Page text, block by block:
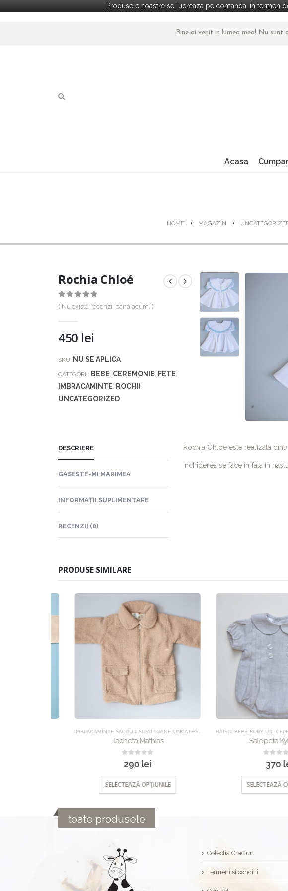
Produsele noastre se lucreaza pe comanda, in termen
Bine ai venit in lumea mea! Nu sunt
Acasa
HOME
MAGAZIN
Rochia Chloé
0out of 5
( Nu există recenzii până acum. )
450 lei
SKU: NU SE APLICĂ
CATEGORII: BEBE CEREMONIE FETE
IMBRACAMINTE ROCHII
UNCATEGORIZED
DESCRIERE
GASESTE-MI MARIMEA
INFORMAȚII SUPLIMENTARE
RECENZII (0)
Rochia Chloé este realizata
Inchiderea se face in fata in
PRODUSE SIMILARE
IMBRACAMINTE,SACOURI SI PALTOANE,UNCATEGORIZED
Jacheta Mathias
290lei
SELECTEAZĂ OPȚIUNILE
,BEBE, BODY-URI,CEREMONIE
Salopeta Kylian
370lei
SELECTEAZĂ
toate produsele
Colectia Craciun
Termeni si conditii